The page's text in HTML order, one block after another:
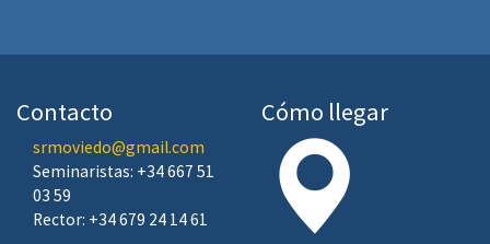
Contacto
srmoviedo@gmail.com
Seminaristas: +34 667 51
03 59
Rector: +34 679 24 14 61
Cómo llegar